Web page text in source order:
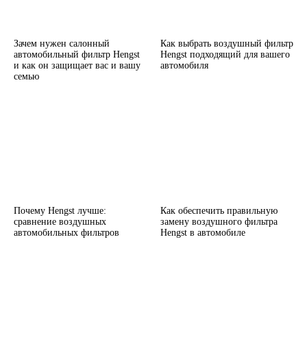
Зачем нужен салонный
автомобильный фильтр Hengst
и как он защищает вас и вашу
семью
Как выбрать воздушный фильтр
Hengst подходящий для вашего
автомобиля
Почему Hengst лучше:
сравнение воздушных
автомобильных фильтров
Как обеспечить правильную
замену воздушного фильтра
Hengst в автомобиле